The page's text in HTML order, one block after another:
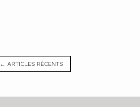
← ARTICLES RÉCENTS